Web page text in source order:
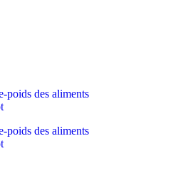
poids des aliments
poids des aliments